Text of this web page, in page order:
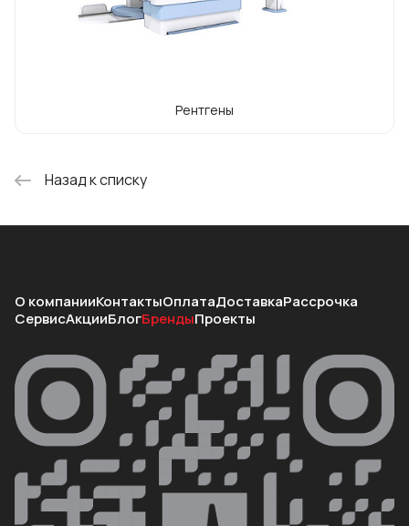
поставляет свое оборудование в 50
стран мира, в том числе в США.
Рентгены
Назад к списку
О компанииКонтактыОплатаДоставкаРассрочка
СервисАкцииБлогБрендыПроекты